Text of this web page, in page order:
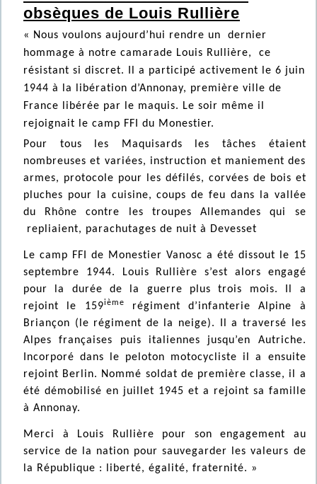
obsèques de Louis Rullière
« Nous voulons aujourd’hui rendre un dernier
hommage à notre camarade Louis Rullière, ce
résistant si discret. Il a participé activement le 6 juin
1944 à la libération d’Annonay, première ville de
France libérée par le maquis. Le soir même il
rejoignait le camp FFI du Monestier.
Pour tous les Maquisards les tâches étaient
nombreuses et variées, instruction et maniement des
armes, protocole pour les défilés, corvées de bois et
pluches pour la cuisine, coups de feu dans la vallée
du Rhône contre les troupes Allemandes qui se
repliaient, parachutages de nuit à Devesset
Le camp FFI de Monestier Vanosc a été dissout le 15
septembre 1944. Louis Rullière s’est alors engagé
pour la durée de la guerre plus trois mois. Il a
rejoint le 159ième
régiment d’infanterie Alpine à
Briançon (le régiment de la neige). Il a traversé les
Alpes françaises puis italiennes jusqu’en Autriche.
Incorporé dans le peloton motocycliste il a ensuite
rejoint Berlin. Nommé soldat de première classe, il a
été démobilisé en juillet 1945 et a rejoint sa famille
à Annonay.
Merci à Louis Rullière pour son engagement au
service de la nation pour sauvegarder les valeurs de
la République : liberté, égalité, fraternité. »